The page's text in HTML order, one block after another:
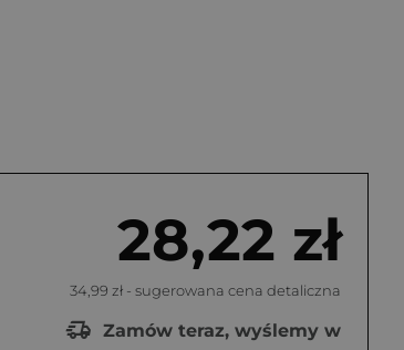
28,22 zł
34,99 zł - sugerowana cena detaliczna
Zamów teraz, wyślemy w